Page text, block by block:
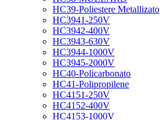
HC39-Poliestere Metallizato
HC3941-250V
HC3942-400V
HC3943-630V
HC3944-1000V
HC3945-2000V
HC40-Policarbonato
HC41-Polipropilene
HC4151-250V
HC4152-400V
HC4153-1000V